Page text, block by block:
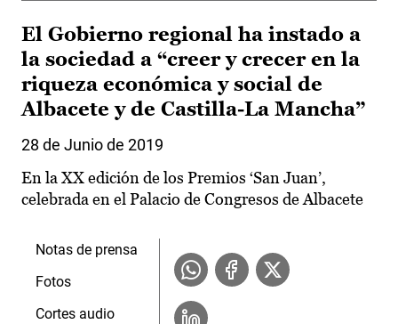
El Gobierno regional ha instado a
la sociedad a “creer y crecer en la
riqueza económica y social de
Albacete y de Castilla-La Mancha”
28 de Junio de 2019
En la XX edición de los Premios ‘San Juan’,
celebrada en el Palacio de Congresos de Albacete
Notas de prensa
Fotos
Cortes audio